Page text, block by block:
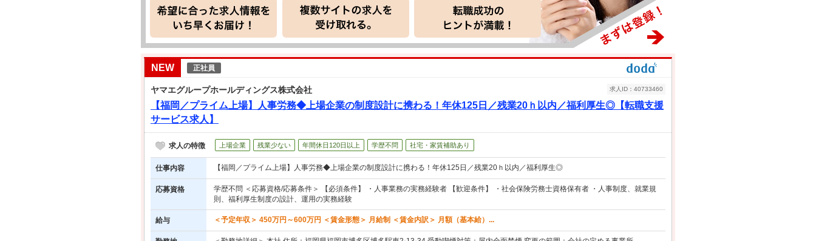
NEW 正社員
ヤマエグループホールディングス株式会社
【福岡／プライム上場】人事労務◆上場企業の制度設計に携わる！年休125日／残業20ｈ以内／福利厚生◎【転職支援
サービス求人】
求人ID：40733460
求人の特徴 上場企業 残業少ない 年間休日120日以上 学歴不問 社宅・家賃補助あり
仕事内容 【福岡／プライム上場】人事労務◆上場企業の制度設計に携わる！年休125日／残業20ｈ以内／福利厚生◎
応募資格
学歴不問 ＜応募資格/応募条件＞ 【必須条件】 ・人事業務の実務経験者 【歓迎条件】 ・社会保険労務士資格保有者 ・人事制度、就業規
則、福利厚生制度の設計、運用の実務経験
給与 ＜予定年収＞ 450万円～600万円 ＜賃金形態＞ 月給制 ＜賃金内訳＞ 月額（基本給）...